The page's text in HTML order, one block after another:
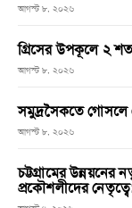
আগস্ট ৮, ২০২৬
গ্রিসের উপকূলে ২
আগস্ট ৮, ২০২৬
সমুদ্রসৈকতে গোসলে
আগস্ট ৮, ২০২৬
চট্টগ্রামের
প্রকৌশলীদের